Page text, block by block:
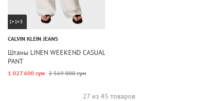
1+1=3
CALVIN KLEIN JEANS
Штаны LINEN WEEKEND CASUAL
PANT
1 027 600 сум 2 569 000 сум
27 из 45 товаров